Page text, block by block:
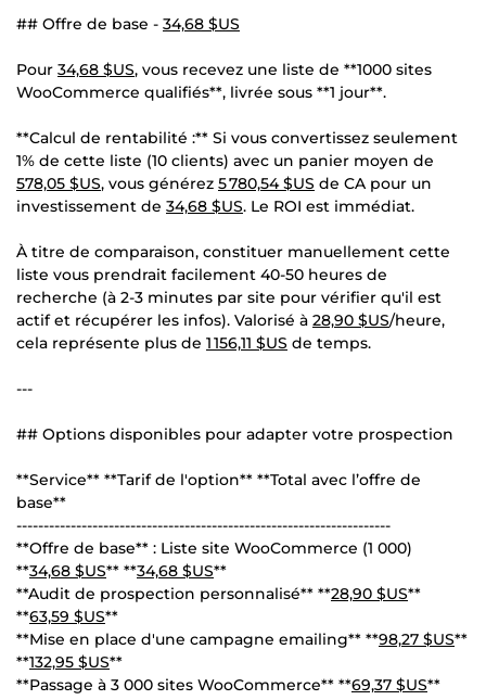
## Offre de base - 34,68 $US
Pour 34,68 $US, vous recevez une liste de **1000 sites
WooCommerce qualifiés**, livrée sous **1 jour**.
**Calcul de rentabilité :** Si vous convertissez seulement
1% de cette liste (10 clients) avec un panier moyen de
578,05 $US, vous générez 5 780,54 $US de CA pour un
investissement de 34,68 $US. Le ROI est immédiat.
À titre de comparaison, constituer manuellement cette
liste vous prendrait facilement 40-50 heures de
recherche (à 2-3 minutes par site pour vérifier qu'il est
actif et récupérer les infos). Valorisé à 28,90 $US/heure,
cela représente plus de 1 156,11 $US de temps.
---
## Options disponibles pour adapter votre prospection
**Service** **Tarif de l'option** **Total avec l’offre de
base**
---------------------------------------------------------------------
**Offre de base** : Liste site WooCommerce (1 000)
**34,68 $US** **34,68 $US**
**Audit de prospection personnalisé** **28,90 $US**
**63,59 $US**
**Mise en place d'une campagne emailing** **98,27 $US**
**132,95 $US**
**Passage à 3 000 sites WooCommerce** **69,37 $US**